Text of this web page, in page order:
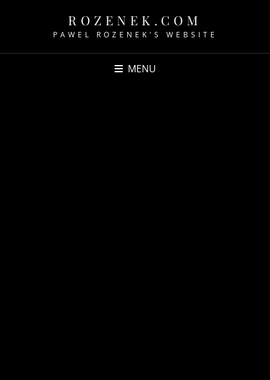
ROZENEK.COM
PAWEL ROZENEK'S WEBSITE
MENU